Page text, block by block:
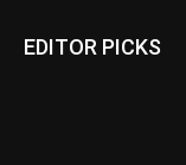
EDITOR PICKS